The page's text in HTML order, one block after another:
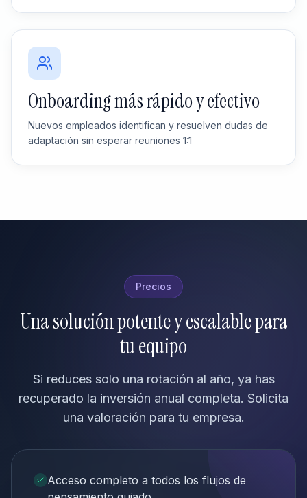
Onboarding más rápido y efectivo
Nuevos empleados identifican y resuelven dudas de
adaptación sin esperar reuniones 1:1
Precios
Una solución potente y escalable para
tu equipo
Si reduces solo una rotación al año, ya has
recuperado la inversión anual completa. Solicita
una valoración para tu empresa.
Acceso completo a todos los flujos de